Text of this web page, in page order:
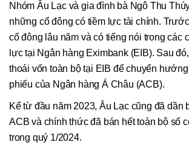
Nhóm Âu Lạc và gia đình bà Ngô Thu
những cổ đông có tiềm lực tài chính.
cổ đông lâu năm và có tiếng nói trong các
lực tại Ngân hàng Eximbank (EIB). Sau
thoái vốn toàn bộ tại EIB để chuyển
phiếu của Ngân hàng Á Châu (ACB).
Kể từ đầu năm 2023, Âu Lạc cũng đã dần
ACB và chính thức đã bán hết toàn bộ số
trong quý 1/2024.